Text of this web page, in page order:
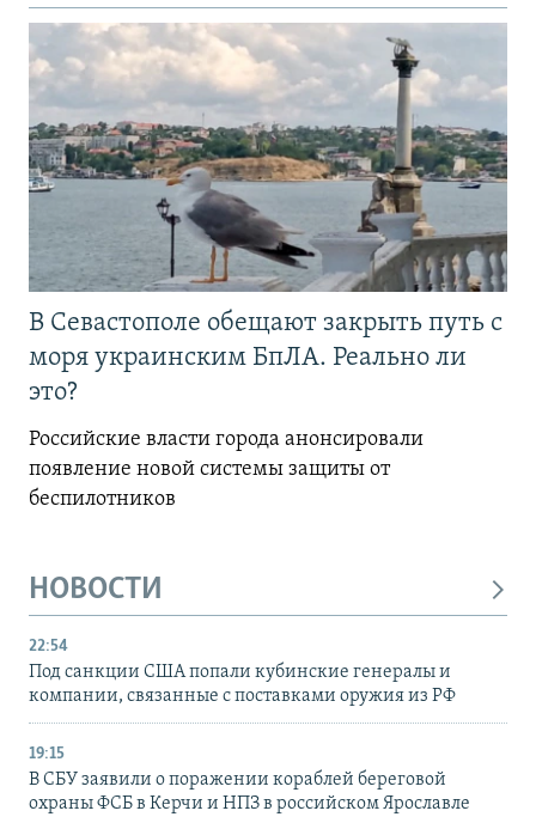
В Севастополе обещают закрыть путь с
моря украинским БпЛА. Реально ли
это?
Российские власти города анонсировали
появление новой системы защиты от
беспилотников
НОВОСТИ
22:54
Под санкции США попали кубинские генералы и
компании, связанные с поставками оружия из РФ
19:15
В СБУ заявили о поражении кораблей береговой
охраны ФСБ в Керчи и НПЗ в российском Ярославле